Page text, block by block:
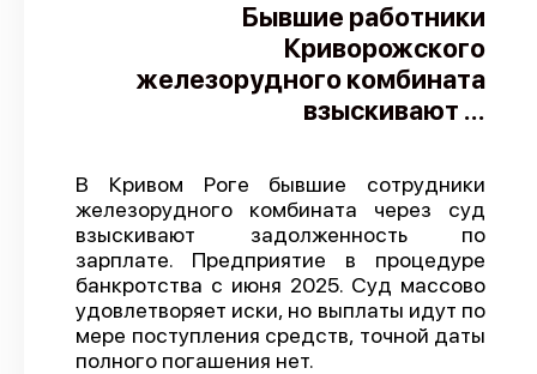
Новости
Карта событий
Трудовые конфликты
Предложить публикацию
Справочник
API
О проекте
Политика конфиденциальности
Бывшие работники
Криворожского
железорудного комбината
взыскивают ...
В Кривом Роге бывшие сотрудники
железорудного комбината через суд
взыскивают задолженность по
зарплате. Предприятие в процедуре
банкротства с июня 2025. Суд массово
удовлетворяет иски, но выплаты идут по
мере поступления средств, точной даты
полного погашения нет.